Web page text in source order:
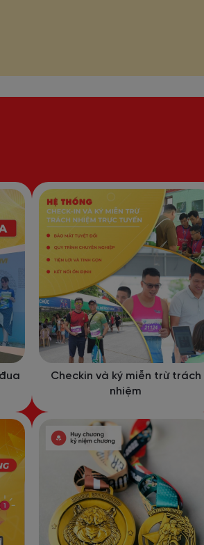
Checkin và ký miễn trừ trách
nhiệm